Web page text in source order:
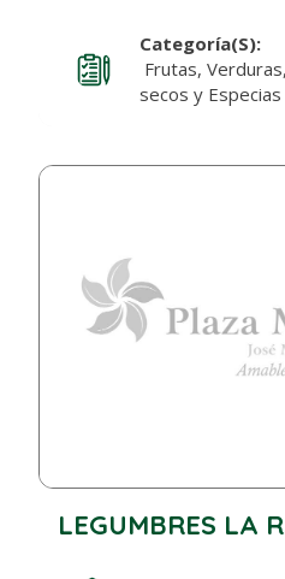
Categoría(s):
Frutas,
secos y Especias
LEGUMBRES LA